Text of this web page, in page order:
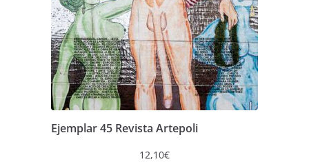
Ejemplar 45 Revista Artepoli
12,10€